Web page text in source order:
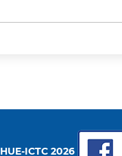
HUE-ICTC 2026